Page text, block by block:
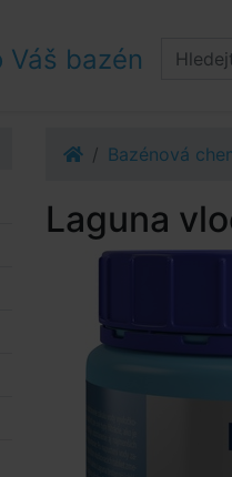
Váš bazén
Bazénová
Laguna